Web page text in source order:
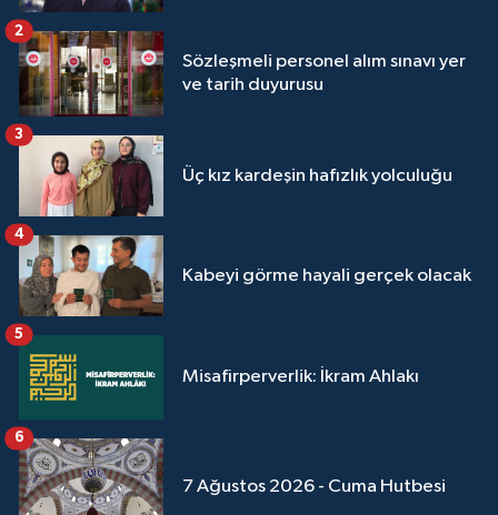
Sözleşmeli personel alım sınavı yer
ve tarih duyurusu
2
Üç kız kardeşin hafızlık yolculuğu
3
Kabeyi görme hayali gerçek olacak
4
Misafirperverlik: İkram Ahlakı
5
7 Ağustos 2026 - Cuma Hutbesi
6